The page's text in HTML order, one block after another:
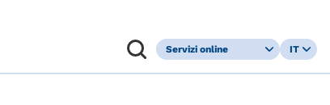
Servizi online
Portale online
IT
DE